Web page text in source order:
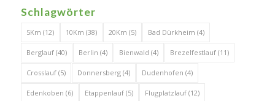
Schlagwörter
5Km (12) 10Km (38) 20Km (5) Bad Dürkheim (4)
Berglauf(40) Berlin (4) Bienwald (4) Brezelfestlauf(11)
Crosslauf(5) Donnersberg(4) Dudenhofen (4)
Edenkoben (6) Etappenlauf(5) Flugplatzlauf(12)